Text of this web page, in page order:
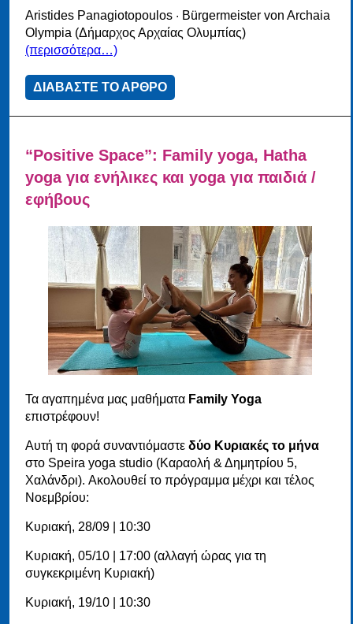
Aristides Panagiotopoulos · Bürgermeister von Archaia
Olympia (Δήμαρχος Αρχαίας Ολυμπίας)
(περισσότερα…)
ΔΙΑΒΑΣΤΕ ΤΟ ΑΡΘΡΟ
“Positive Space”: Family yoga, Hatha
yoga για ενήλικες και yoga για παιδιά /
εφήβους
Τα αγαπημένα μας μαθήματα Family Yoga
επιστρέφουν!
Αυτή τη φορά συναντιόμαστε δύο Κυριακές το μήνα
στο Speira yoga studio (Καραολή & Δημητρίου 5,
Χαλάνδρι). Ακολουθεί το πρόγραμμα μέχρι και τέλος
Νοεμβρίου:
Κυριακή, 28/09 | 10:30
Κυριακή, 05/10 | 17:00 (αλλαγή ώρας για τη
συγκεκριμένη Κυριακή)
Κυριακή, 19/10 | 10:30